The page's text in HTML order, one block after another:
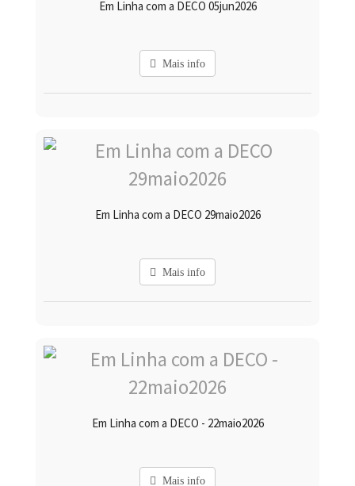
Em Linha com a DECO 05jun2026
Mais info
Em Linha com a DECO 29maio2026
Mais info
Em Linha com a DECO - 22maio2026
Mais info